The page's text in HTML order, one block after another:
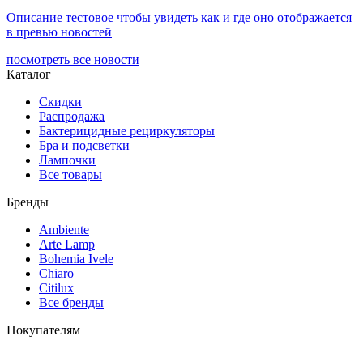
Описание тестовое чтобы увидеть как и где оно отображается
в превью новостей
посмотреть все новости
Каталог
Скидки
Распродажа
Бактерицидные рециркуляторы
Бра и подсветки
Лампочки
Все товары
Бренды
Ambiente
Arte Lamp
Bohemia Ivele
Chiaro
Citilux
Все бренды
Покупателям